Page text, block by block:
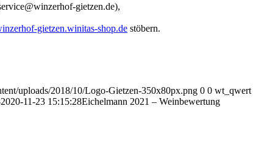
gietzen.de),
gietzen.winitas-shop.de stöbern.
uploads/2018/10/Logo-Gietzen-350x80px.png 0 0 wt_qwert
2020-11-23 15:15:28Eichelmann 2021 – Weinbewertung